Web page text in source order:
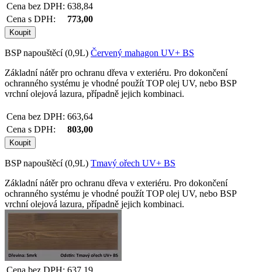
Cena bez DPH: 638,84
Cena s DPH:
773,00
BSP napouštěcí (0,9L) Červený mahagon UV+ BS
Základní nátěr pro ochranu dřeva v exteriéru. Pro dokončení
ochranného systému je vhodné použít TOP olej UV, nebo BSP
vrchní olejová lazura, případně jejich kombinaci.
Cena bez DPH: 663,64
BSP napouštěcí (0,9L) Tmavý ořech UV+ BS
Základní nátěr pro ochranu dřeva v exteriéru. Pro dokončení
ochranného systému je vhodné použít TOP olej UV, nebo BSP